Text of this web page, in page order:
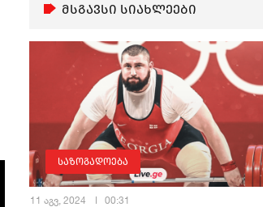
მსგავსი სიახლეები
საზოგადოება
11 აგვ, 2024 00:31